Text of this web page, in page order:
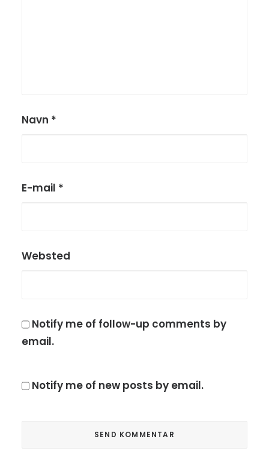
Navn *
E-mail *
Websted
Notify me of follow-up comments by
email.
Notify me of new posts by email.